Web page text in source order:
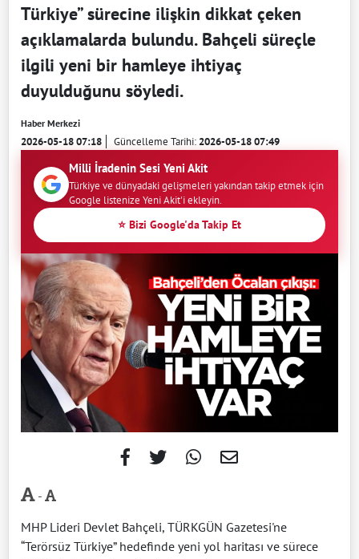
Türkiye” sürecine ilişkin dikkat çeken
açıklamalarda bulundu. Bahçeli süreçle
ilgili yeni bir hamleye ihtiyaç
duyulduğunu söyledi.
Haber Merkezi
2026-05-18 07:18 Güncelleme Tarihi:2026-05-18 07:49
Milli İradenin Sesi Yeni Akit
Türkiye ve dünyadaki gelişmeleri yakından takip etmek için
Google listenize Yeni Akit'i ekleyin.
⭐ Bizi Google'da Takip Et
-
MHP Lideri Devlet Bahçeli, TÜRKGÜN Gazetesi'ne
“Terörsüz Türkiye” hedefinde yeni yol haritası ve sürece